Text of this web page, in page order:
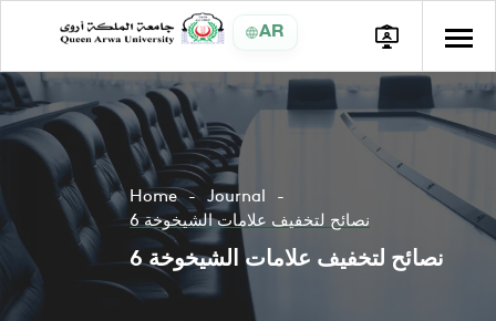
AR
Home
Journal
6 نصائح لتخفيف علامات الشيخوخة
6 نصائح لتخفيف علامات الشيخوخة